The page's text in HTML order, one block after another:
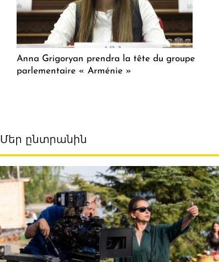
Anna Grigoryan prendra la tête du groupe
parlementaire « Arménie »
Մեր ընտրանին